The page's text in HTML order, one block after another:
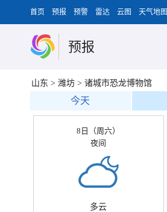
首页 预报 预警 雷达 云图 天气地图
预报
山东 > 潍坊 > 诸城市恐龙博物馆
今天
8日（周六）
夜间
多云